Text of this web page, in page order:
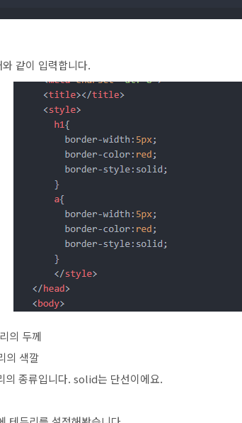
같이 입력합니다.
의 두께
의 색깔
종류입니다. solid는 단선이에요.